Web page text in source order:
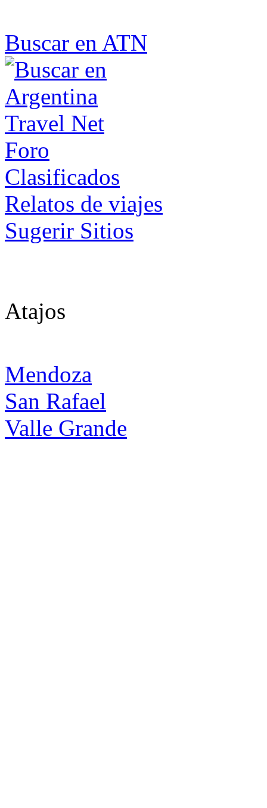
Buscar en ATN
Foro
Clasificados
Relatos de viajes
Sugerir Sitios
Atajos
Mendoza
San Rafael
Valle Grande